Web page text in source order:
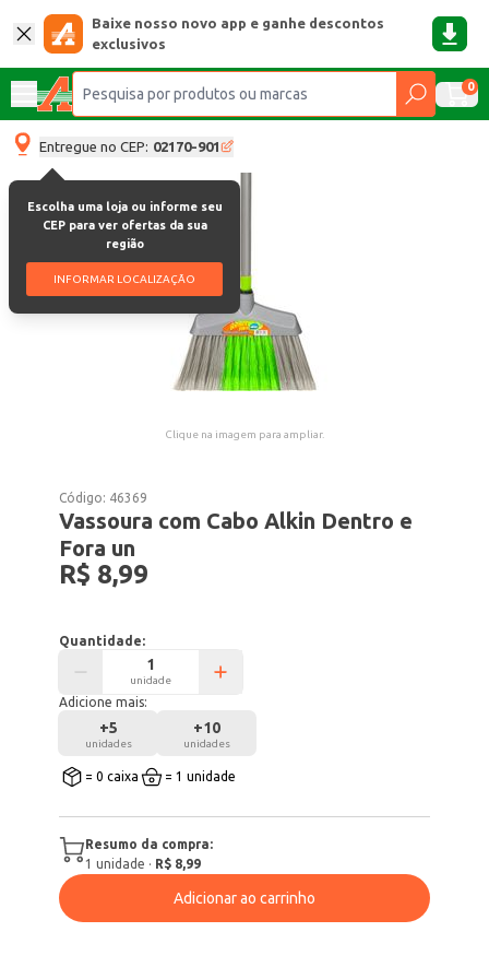
Baixe nosso novo app e ganhe descontos
exclusivos
0
Entregue no CEP: 02170-901
Escolha uma loja ou informe seu
CEP para ver ofertas da sua
região
INFORMAR LOCALIZAÇÃO
Clique na imagem para ampliar.
Código: 46369
Vassoura com Cabo Alkin Dentro e
Fora un
R$ 8,99
Quantidade:
unidade
Adicione mais:
+5
unidades
+10
unidades
= 0 caixa = 1 unidade
Resumo da compra:
1 unidade · R$ 8,99
Adicionar ao carrinho